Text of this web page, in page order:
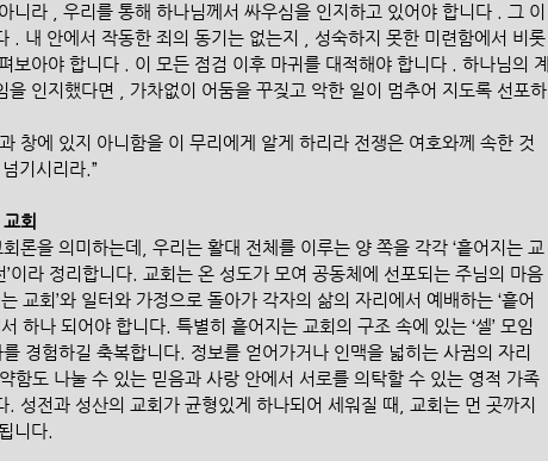
니라 , 우리를 통해 하나님께서 싸우심을 인지하고 있어야 합니다 . 그 이
. 내 안에서 작동한 죄의 동기는 없는지 , 성숙하지 못한 미련함에서 비롯
보아야 합니다 . 이 모든 점검 이후 마귀를 대적해야 합니다 . 하나님의 계
을 인지했다면 , 가차없이 어둠을 꾸짖고 악한 일이 멈추어 지도록 선포하
창에 있지 아니함을 이 무리에게 알게 하리라 전쟁은 여호와께 속한 것
기시리라.”
회
론을 의미하는데, 우리는 활대 전체를 이루는 양 쪽을 각각 ‘흩어지는 교
’이라 정리합니다. 교회는 온 성도가 모여 공동체에 선포되는 주님의 마음
교회’와 일터와 가정으로 돌아가 각자의 삶의 자리에서 예배하는 ‘흩어
하나 되어야 합니다. 특별히 흩어지는 교회의 구조 속에 있는 ‘셀’ 모임
경험하길 축복합니다. 정보를 얻어가거나 인맥을 넓히는 사귐의 자리
함도 나눌 수 있는 믿음과 사랑 안에서 서로를 의탁할 수 있는 영적 가족
. 성전과 성산의 교회가 균형있게 하나되어 세워질 때, 교회는 먼 곳까지
됩니다.